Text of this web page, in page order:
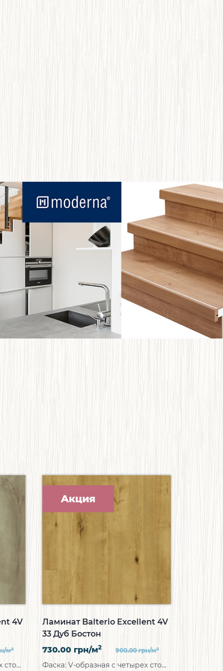
4V
м2
Акция
Ламинат Balterio Excellent 4V
33 Дуб Бостон
730.00 грн/м2 900.00грн/м2
Фаска: V-образная с четырех сторон